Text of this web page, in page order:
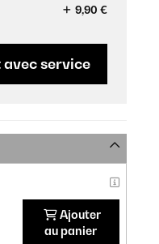
9,90 €
service
Ajouter
au panier